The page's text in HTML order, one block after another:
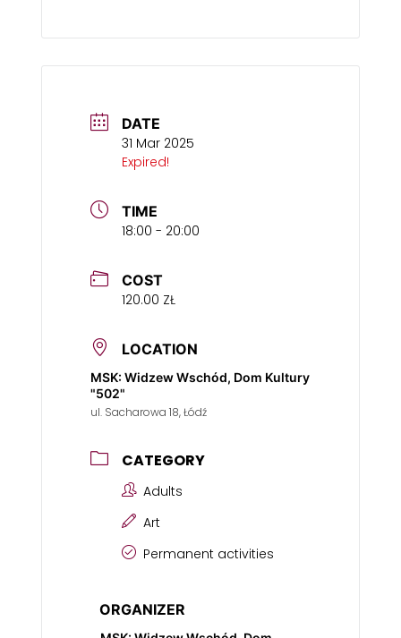
DATE
31 Mar 2025
Expired!
TIME
18:00 - 20:00
COST
120.00 ZŁ
LOCATION
MSK: Widzew Wschód, Dom Kultury
"502"
ul. Sacharowa 18, Łódź
CATEGORY
Adults
Art
Permanent activities
ORGANIZER